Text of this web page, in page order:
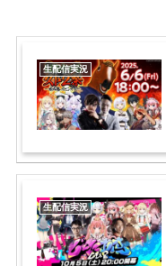
生配信実況
生配信実況